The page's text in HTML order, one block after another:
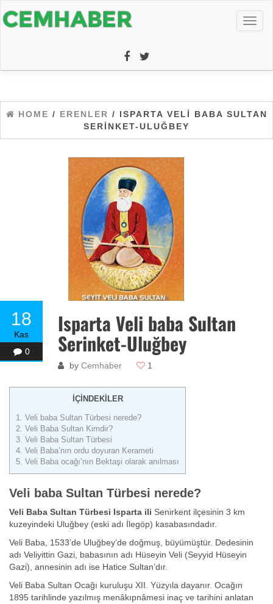
HOME / ERENLER / ISPARTA VELI BABA SULTAN
SERINKET-ULUĞBEY
18
Kas
0
Isparta Veli baba Sultan
Serinket-Uluğbey
by Cemhaber 1
İÇİNDEKİLER
1. Veli baba Sultan Türbesi nerede?
2. Veli Baba Sultan Kimdir?
3. Veli Baba Sultan Türbesi
4. Veli Baba’nın ordu doyuran Kerameti
5. Veli Baba ocağı’nın Bektaşi olarak anılması
Veli baba Sultan Türbesi nerede?
Veli Baba Sultan Türbesi Isparta ili Senirkent ilçesinin 3 km
kuzeyindeki Uluğbey (eski adı İlegöp) kasabasındadır.
Veli Baba, 1533’de Uluğbey’de doğmuş, büyümüştür. Dedesinin
adı Veliyittin Gazi, babasının adı Hüseyin Veli (Seyyid Hüseyin
Gazi), annesinin adı ise Hatice Sultan’dır.
Veli Baba Sultan Ocağı kuruluşu XII. Yüzyıla dayanır. Ocağın
1895 tarihlinde yazılmış menâkıpnâmesi inaç ve tarihini anlatan